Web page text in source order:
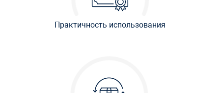
Практичность использования